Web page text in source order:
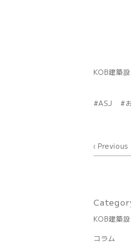
KOB建築
ASJ
Previous
KOB建築
コラム